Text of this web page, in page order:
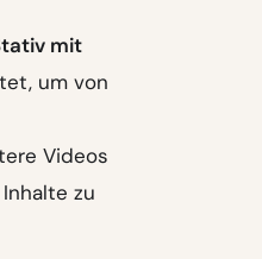
mit
um von
Videos
zu